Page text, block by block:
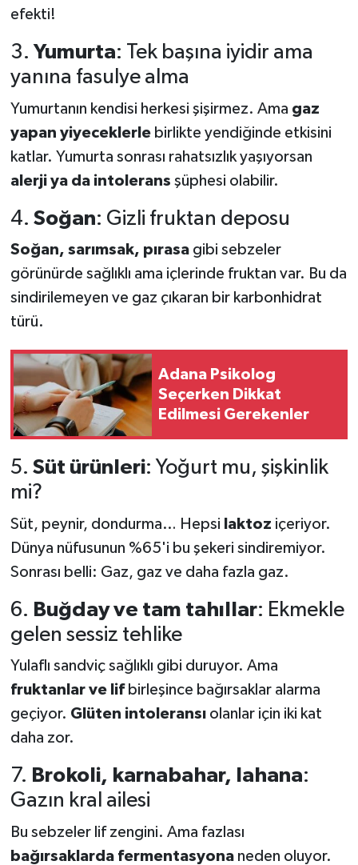
efekti!
3. Yumurta: Tek başına iyidir ama
yanına fasulye alma
Yumurtanın kendisi herkesi şişirmez. Ama gaz
yapan yiyeceklerlebirlikte yendiğinde etkisini
katlar. Yumurta sonrası rahatsızlık yaşıyorsan
alerji ya da intolerans şüphesi olabilir.
4. Soğan: Gizli fruktan deposu
Soğan, sarımsak, pırasagibi sebzeler
görünürde sağlıklı ama içlerinde fruktan var. Bu da
sindirilemeyen ve gaz çıkaran bir karbonhidrat
türü.
Adana Psikolog
Seçerken Dikkat
Edilmesi Gerekenler
5. Süt ürünleri: Yoğurt mu, şişkinlik
mi?
Süt, peynir, dondurma… Hepsi laktoz içeriyor.
Dünya nüfusunun %65'i bu şekeri sindiremiyor.
Sonrası belli: Gaz, gaz ve daha fazla gaz.
6. Buğday ve tam tahıllar: Ekmekle
gelen sessiz tehlike
Yulaflı sandviç sağlıklı gibi duruyor. Ama
fruktanlar ve lifbirleşince bağırsaklar alarma
geçiyor. Glüten intoleransıolanlar için iki kat
daha zor.
7. Brokoli, karnabahar, lahana:
Gazın kral ailesi
Bu sebzeler lif zengini. Ama fazlası
bağırsaklarda fermentasyonaneden oluyor.